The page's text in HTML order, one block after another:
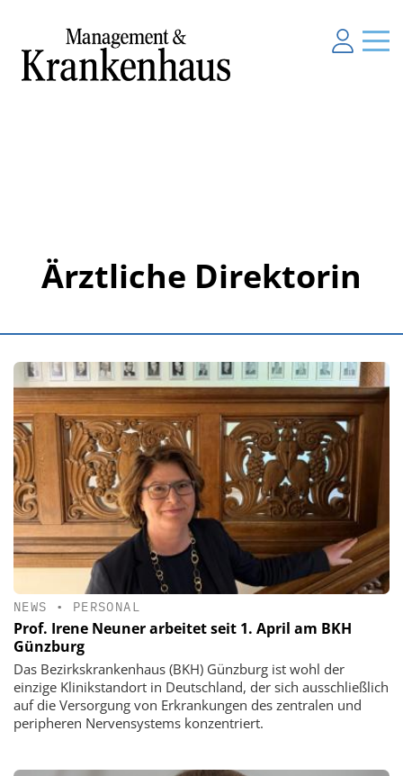
Ärztliche Direktorin
NEWS • PERSONAL
Prof. Irene Neuner arbeitet seit 1. April am BKH
Günzburg
Das Bezirkskrankenhaus (BKH) Günzburg ist wohl der
einzige Klinikstandort in Deutschland, der sich ausschließlich
auf die Versorgung von Erkrankungen des zentralen und
peripheren Nervensystems konzentriert.